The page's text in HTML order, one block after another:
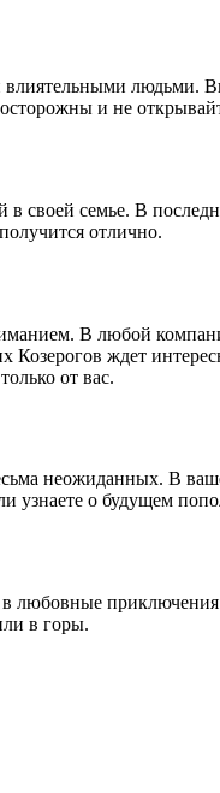
влиятельными
и не
в своей семье. В
отлично.
В любой
ждет
от вас.
неожиданных. В
узнаете о будущем
в горы.